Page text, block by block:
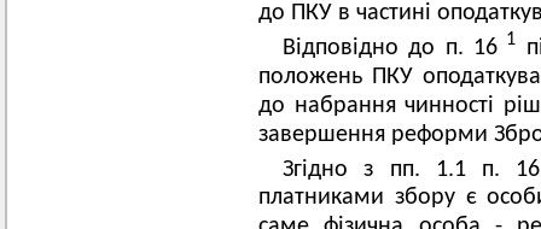
до ПКУ в частині
Відповідно до п. 16 1
положень ПКУ
до набрання чинності
завершення реформи
Згідно з пп. 1.1 п. 16
платниками збору є